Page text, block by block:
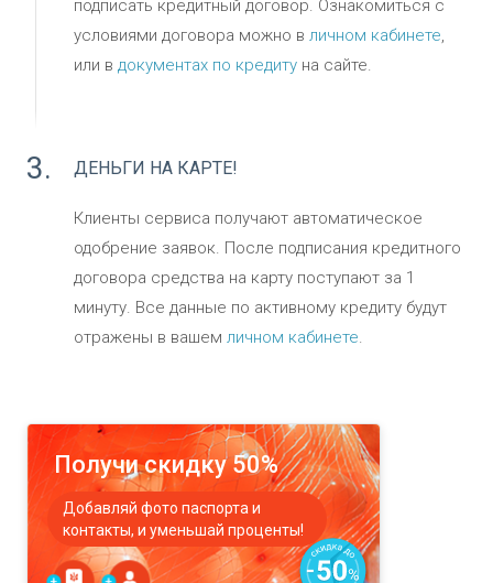
подписать кредитный договор. Ознакомиться с
условиями договора можно в личном кабинете,
или в документах по кредиту на сайте.
3. ДЕНЬГИ НА КАРТЕ!
Клиенты сервиса получают автоматическое
одобрение заявок. После подписания кредитного
договора средства на карту поступают за 1
минуту. Все данные по активному кредиту будут
отражены в вашем личном кабинете.
Получи скидку 50%
Добавляй фото паспорта и
контакты, и уменьшай проценты!